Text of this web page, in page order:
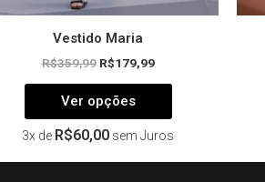
Vestido Maria
R$359,99 R$179,99
Ver opções
3x de R$60,00 sem Juros